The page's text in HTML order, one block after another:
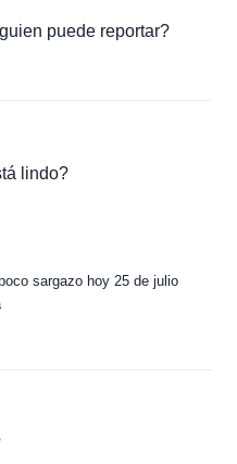
puede reportar?
lindo?
sargazo hoy 25 de julio